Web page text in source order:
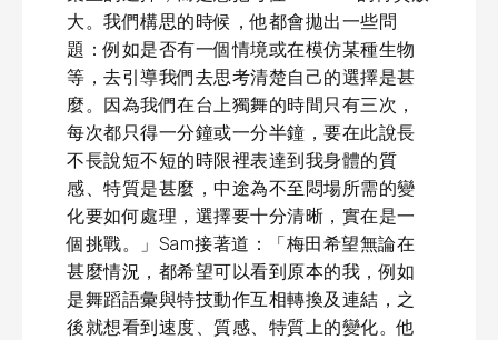
大。我們構思的時候，他都會拋出一些問
題：例如是否有一個情境或在模仿某種生物
等，去引導我們去思考清楚自己的選擇是甚
麼。因為我們在台上獨舞的時間只有三次，
每次都只得一分鐘或一分半鐘，要在此說長
不長說短不短的時限裡表達到我身體的質
感、特質是甚麼，中途為不至悶場所需的變
化要如何處理，選擇要十分清晰，實在是一
個挑戰。」Sam接著道：「梅田希望無論在
甚麼情況，都希望可以看到原本的我，例如
是舞蹈語彙與特技動作互相轉換及連結，之
後就想看到速度、質感、特質上的變化。他